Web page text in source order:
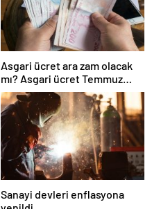
Asgari ücret ara zam olacak
mı? Asgari ücret Temmuz
zammı için kapıyı kapattı
Sanayi devleri enflasyona